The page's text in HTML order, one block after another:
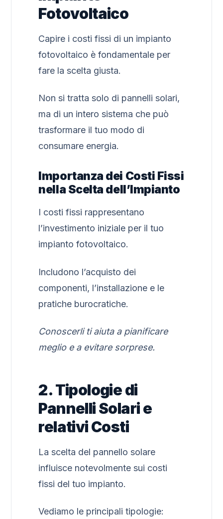
Fotovoltaico
Capire i costi fissi di un impianto
fotovoltaico è fondamentale per
fare la scelta giusta.
Non si tratta solo di pannelli solari,
ma di un intero sistema che può
trasformare il tuo modo di
consumare energia.
Importanza dei Costi Fissi
nella Scelta dell’Impianto
I costi fissi rappresentano
l’investimento iniziale per il tuo
impianto fotovoltaico.
Includono l’acquisto dei
componenti, l’installazione e le
pratiche burocratiche.
Conoscerli ti aiuta a pianificare
meglio e a evitare sorprese.
2. Tipologie di
Pannelli Solari e
relativi Costi
La scelta del pannello solare
influisce notevolmente sui costi
fissi del tuo impianto.
Vediamo le principali tipologie: